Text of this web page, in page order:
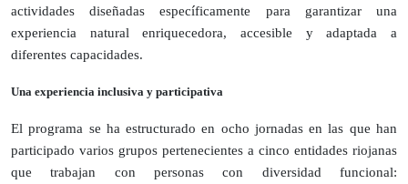
actividades diseñadas específicamente para garantizar una
experiencia natural enriquecedora, accesible y adaptada a
diferentes capacidades.
Una experiencia inclusiva y participativa
El programa se ha estructurado en ocho jornadas en las que han
participado varios grupos pertenecientes a cinco entidades riojanas
que trabajan con personas con diversidad funcional: